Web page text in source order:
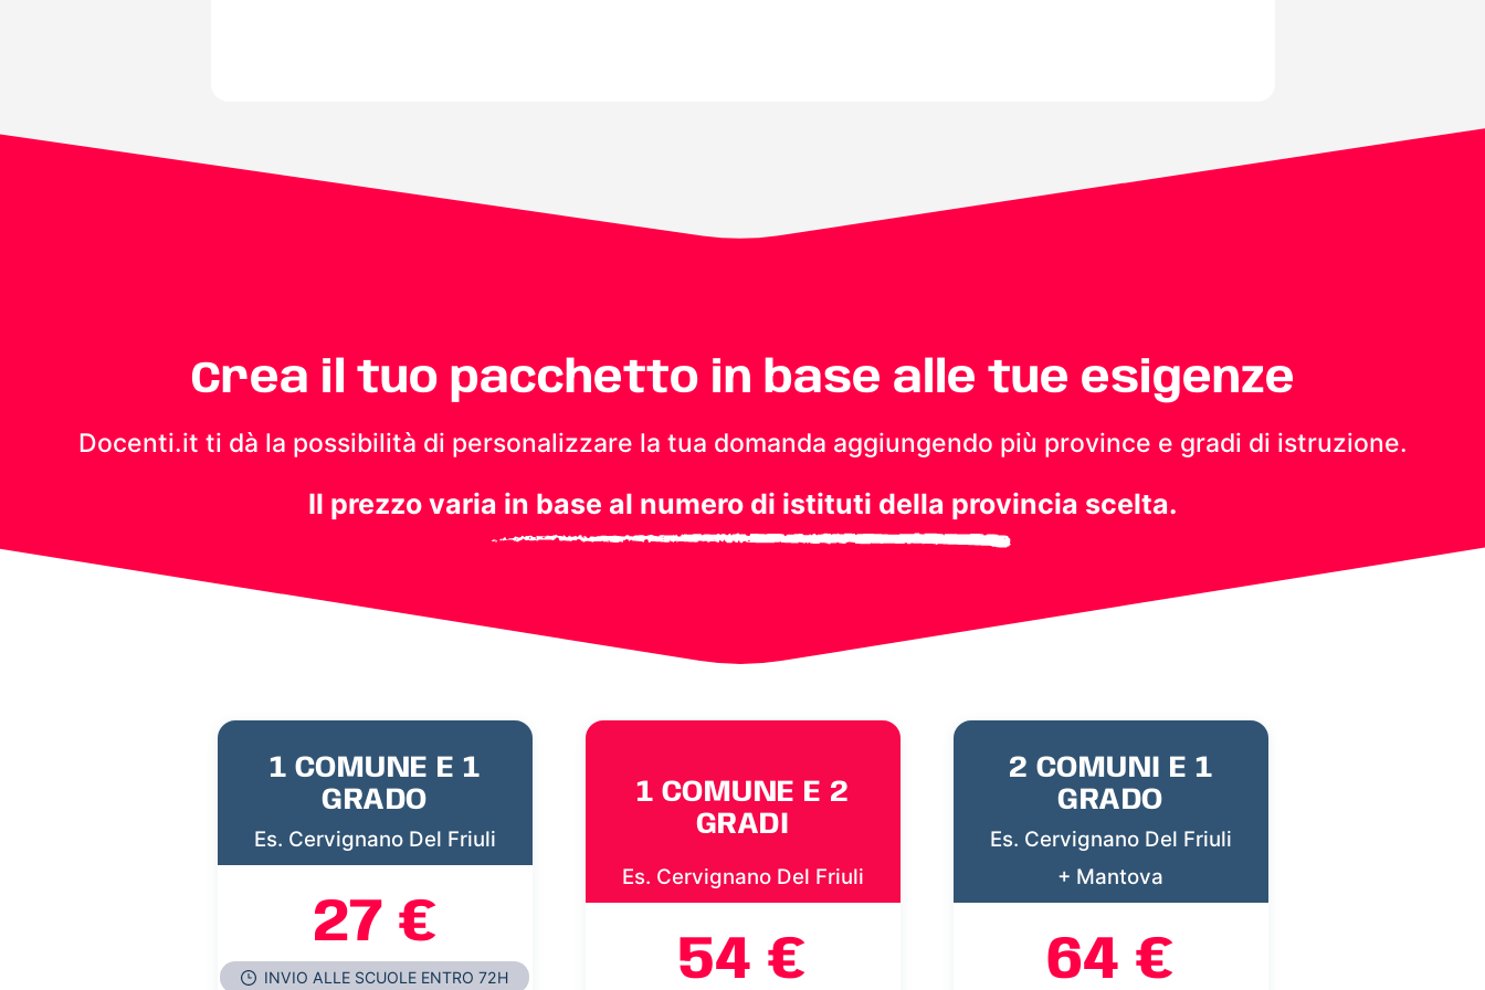
Crea il tuo pacchetto in base alle tue esigenze
Docenti.it ti dà la possibilità di personalizzare la tua domanda aggiungendo più province e gradi di istruzione.
Il prezzo varia in base al numero di istituti della provincia scelta.
1 COMUNE E 1
GRADO
Es. Cervignano Del Friuli
27 €
INVIO ALLE SCUOLE ENTRO 72H
1 COMUNE E 2
GRADI
Es. Cervignano Del Friuli
54 €
2 COMUNI E 1
GRADO
Es. Cervignano Del Friuli
+ Mantova
64 €